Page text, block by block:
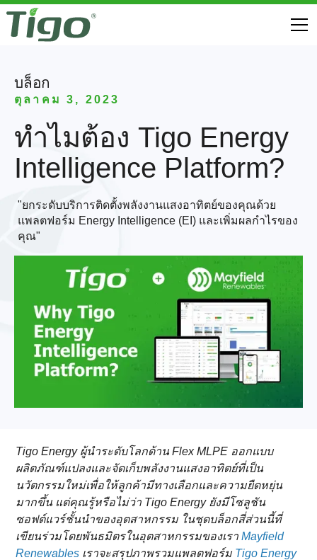
บล็อก
ตุลาคม 3, 2023
ทําไมต้อง Tigo Energy
Intelligence Platform?
"ยกระดับบริการติดตั้งพลังงานแสงอาทิตย์ของคุณด้วย
แพลตฟอร์ม Energy Intelligence (EI) และเพิ่มผลกําไรของ
คุณ"
Tigo Energy ผู้นําระดับโลกด้าน Flex MLPE ออกแบบ
ผลิตภัณฑ์แปลงและจัดเก็บพลังงานแสงอาทิตย์ที่เป็น
นวัตกรรมใหม่เพื่อให้ลูกค้ามีทางเลือกและความยืดหยุ่น
มากขึ้น แต่คุณรู้หรือไม่ว่า Tigo Energy ยังมีโซลูชัน
ซอฟต์แวร์ชั้นนําของอุตสาหกรรม ในชุดบล็อกสี่ส่วนนี้ที่
เขียนร่วมโดยพันธมิตรในอุตสาหกรรมของเราMayfield
Renewables เราจะสรุปภาพรวมแพลตฟอร์ม Tigo Energy